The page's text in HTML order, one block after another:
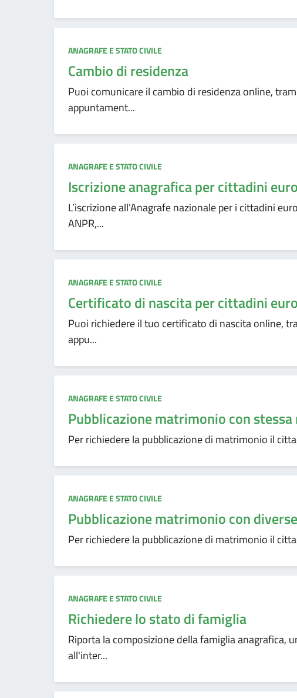
ANAGRAFE E STATO CIVILE
Cambio di residenza
Puoi comunicare il cambio di residenza online,
appuntament...
ANAGRAFE E STATO CIVILE
Iscrizione anagrafica per cittadini
L’iscrizione all’Anagrafe nazionale per i cittadini
ANPR,...
ANAGRAFE E STATO CIVILE
Certificato di nascita per cittadini
Puoi richiedere il tuo certificato di nascita online,
appu...
ANAGRAFE E STATO CIVILE
Pubblicazione matrimonio con stessa
Per richiedere la pubblicazione di matrimonio il
ANAGRAFE E STATO CIVILE
Pubblicazione matrimonio con
Per richiedere la pubblicazione di matrimonio il
ANAGRAFE E STATO CIVILE
Richiedere lo stato di famiglia
Riporta la composizione della famiglia anagrafica,
all'inter...